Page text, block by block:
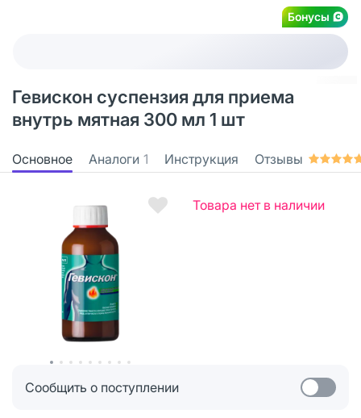
Бонусы
Гевискон суспензия для приема
внутрь мятная 300 мл 1 шт
Основное Аналоги 1 Инструкция Отзывы
Товара нет в наличии
Сообщить о поступлении